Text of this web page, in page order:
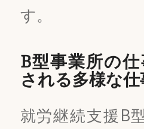
す。
B型事業所の
される多様な仕
就労継続支援B